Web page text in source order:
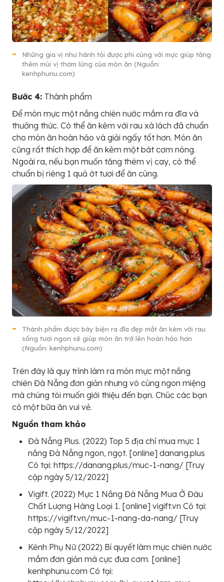
Những gia vị như hành tỏi được phi cùng với mực giúp tăng
thêm mùi vị thơm lừng của món ăn (Nguồn:
kenhphunu.com)
Bước 4: Thành phẩm
Để món mực một nắng chiên nước mắm ra đĩa và
thưởng thức. Có thể ăn kèm với rau xà lách đã chuẩn
cho món ăn hoàn hảo và giải ngấy tốt hơn. Món ăn
cũng rất thích hợp để ăn kèm một bát cơm nóng.
Ngoài ra, nếu bạn muốn tăng thêm vị cay, có thể
chuẩn bị riêng 1 quả ớt tươi để ăn cùng.
Thành phẩm được bày biện ra đĩa đẹp mắt ăn kèm với rau
sống tươi ngon sẽ giúp món ăn trở lên hoàn hảo hơn
(Nguồn: kenhphunu.com)
Trên đây là quy trình làm ra món mực một nắng
chiên Đà Nẵng đơn giản nhưng vô cùng ngon miệng
mà chúng tôi muốn giới thiệu đến bạn. Chúc các bạn
có một bữa ăn vui vẻ.
Nguồn tham khảo
Đà Nẵng Plus. (2022) Top 5 địa chỉ mua mực 1
nắng Đà Nẵng ngon, ngọt. [online] danang.plus
Có tại: https://danang.plus/muc-1-nang/ [Truy
cập ngày 5/12/2022]
Vigift. (2022) Mực 1 Nắng Đà Nẵng Mua Ở Đâu
Chất Lượng Hàng Loại 1. [online] vigift.vn Có tại:
https://vigift.vn/muc-1-nang-da-nang/ [Truy
cập ngày 5/12/2022]
Kênh Phụ Nữ (2022) Bí quyết làm mực chiên nước
mắm đơn giản mà cực đưa cơm. [online]
kenhphunu.com Có tại: